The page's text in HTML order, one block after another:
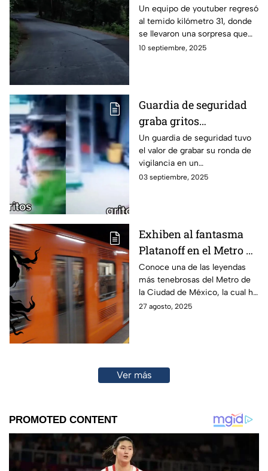
una sombra que los
seguía | VIDEO
Un equipo de youtuber regresó
al temido kilómetro 31, donde
se llevaron una sorpresa que
podría generarle miedo a
10 septiembre, 2025
Guardia de seguridad
graba gritos
paranormales en
supermercado
Un guardia de seguridad tuvo
el valor de grabar su ronda de
vigilancia en un
supermercado, pero se recibió
03 septiembre, 2025
Exhiben al fantasma
Platanoff en el Metro de
la CDMX
Conoce una de las leyendas
más tenebrosas del Metro de
la Ciudad de México, la cual ha
asustado a más de uno.
27 agosto, 2025
Ver más